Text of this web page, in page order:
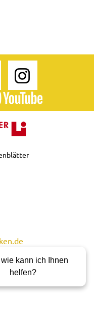
kann ich Ihnen
helfen?